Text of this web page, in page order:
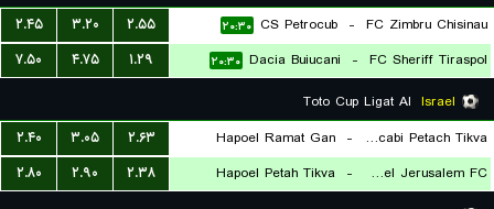
FC Zimbru Chisinau
-
CS Petrocub ۲۰:۳۰ ۲.۵۵ ۳.۲۰
۲.۴۵
FC Sheriff Tiraspol
-
Dacia Buiucani ۲۰:۳۰ ۱.۲۹ ۴.۷۵
۷.۵۰
Israel
Maccabi Petach Tikva
-
Hapoel Ramat Gan
۲۰:۳۰
۲.۶۳ ۳.۰۵
۲.۴۰
Hapoel Jerusalem FC
-
Hapoel Petah Tikva ۲.۳۸ ۲.۹۰
۲.۸۰